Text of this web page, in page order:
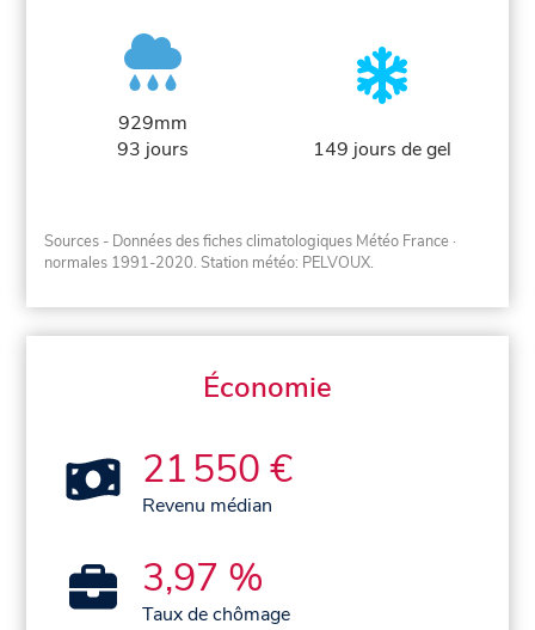
929mm
93 jours
149 jours de gel
Sources - Données des fiches climatologiques Météo France ·
normales 1991-2020. Station météo: PELVOUX.
Économie
21 550 €
Revenu médian
3,97 %
Taux de chômage